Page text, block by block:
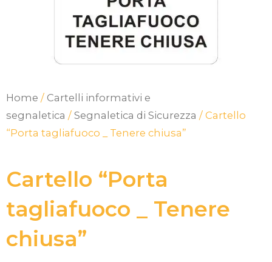
Home / Cartelli informativi e
segnaletica / Segnaletica di Sicurezza / Cartello
“Porta tagliafuoco _ Tenere chiusa”
Cartello “Porta
tagliafuoco _ Tenere
chiusa”